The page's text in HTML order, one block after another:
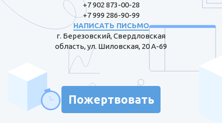
+7 902 873-00-28
+7 999 286-90-99
НАПИСАТЬ ПИСЬМО
г. Березовский, Свердловская
область, ул. Шиловская, 20 А-69
Пожертвовать